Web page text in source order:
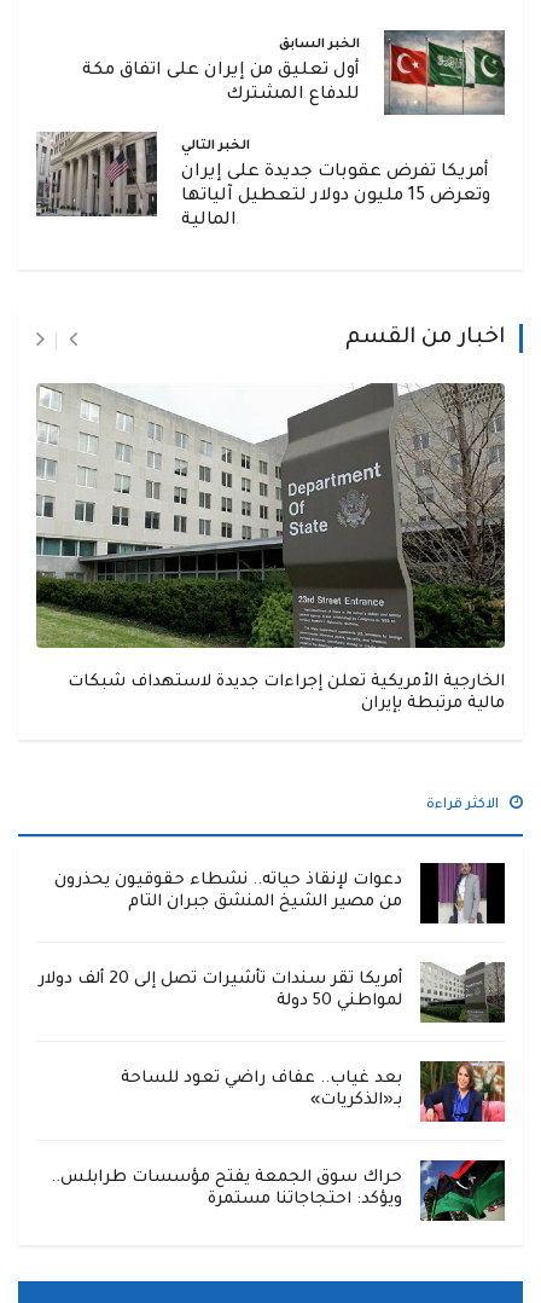
الخبر السابق
أول تعليق من إيران على اتفاق مكة
للدفاع المشترك
الخبر التالي
أمريكا تفرض عقوبات جديدة على إيران
وتعرض 15 مليون دولار لتعطيل آلياتها
المالية
اخبار من القسم
الخارجية الأمريكية تعلن إجراءات جديدة لاستهداف شبكات
مالية مرتبطة بإيران
الاكثر قراءة
دعوات لإنقاذ حياته.. نشطاء حقوقيون يحذرون
من مصير الشيخ المنشق جبران التام
أمريكا تقر سندات تأشيرات تصل إلى 20 ألف دولار
لمواطني 50 دولة
بعد غياب.. عفاف راضي تعود للساحة
بـ«الذكريات»
حراك سوق الجمعة يفتح مؤسسات طرابلس..
ويؤكد: احتجاجاتنا مستمرة